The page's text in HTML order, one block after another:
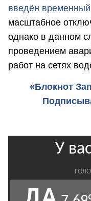
введён
масштабное
однако в данном
проведением
работ на сетях
«Блокнот